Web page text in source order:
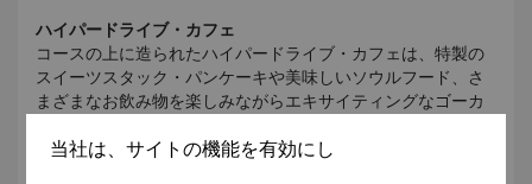
ハイパードライブ・カフェ
コースの上に造られたハイパードライブ・カフェは、特製の
スイーツスタック・パンケーキや美味しいソウルフード、さ
まざまなお飲み物を楽しみながらエキサイティングなゴーカ
詳細をご覧ください。
当社は、サイトの機能を有効にし